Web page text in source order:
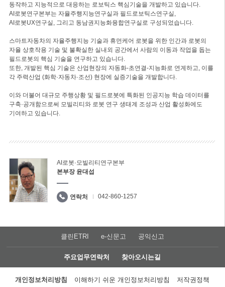
동작하고 지능적으로 대응하는 로보틱스 핵심기술을 개발하고 있습니다.
AI로봇연구본부는 자율주행지능연구실과 필드로보틱스연구실,
AI로봇UX연구실, 그리고 동남권지능화융합연구실로 구성되었습니다.
스마트자동차의 자율주행지능 기술과 휴먼케어 로봇을 위한 인간과 로봇의
자율 상호작용 기술 및 불확실한 실내외 공간에서 사람의 이동과 작업을 돕는
필드로봇의 핵심 기술을 연구하고 있습니다.
또한, 개발된 핵심 기술은 산업현장의 자동화-초연결-지능화로 연계하고, 이를
각 주력산업 (화학·자동차·조선) 현장에 실증기술을 개발합니다.
이와 더불어 대규모 주행상황 및 필드로봇에 특화된 인공지능 학습 데이터를
구축·공개함으로써 모빌리티와 로봇 연구 생태계 조성과 산업 활성화에도
기여하고 있습니다.
AI로봇·모빌리티연구본부
본부장 윤대섭
연락처 042-860-1257
클린ETRI e-신문고 공익신고
주요업무연락처 찾아오시는길
개인정보처리방침 이해하기 쉬운 개인정보처리방침 저작권정책